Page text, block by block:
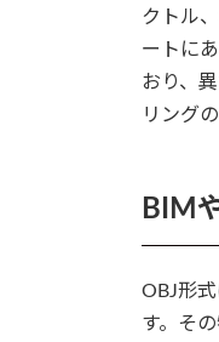
クトル
ートに
おり、
リング
BIM
OBJ形
す。そ